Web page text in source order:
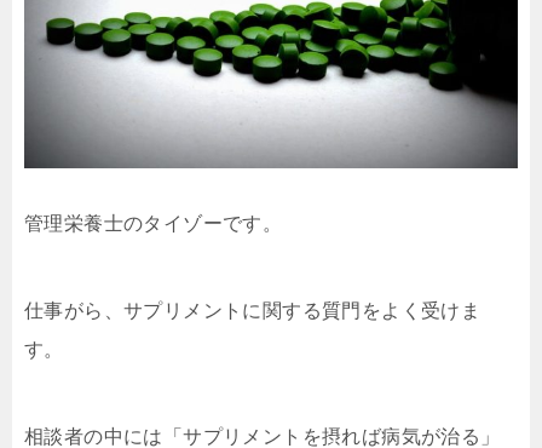
管理栄養士のタイゾーです。
仕事がら、サプリメントに関する質門をよく受けま
す。
相談者の中には「サプリメントを摂れば病気が治る」